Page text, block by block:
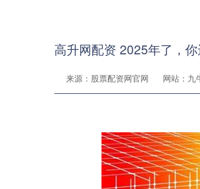
高升网配资 2025年了，
来源：股票配资网官网 网站：九